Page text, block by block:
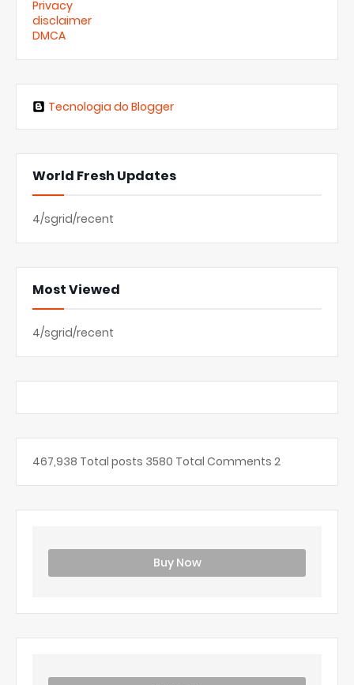
Privacy
disclaimer
DMCA
Tecnologia do Blogger
World Fresh Updates
4/sgrid/recent
Most Viewed
4/sgrid/recent
467,938 Total posts 3580 Total Comments 2
Buy Now